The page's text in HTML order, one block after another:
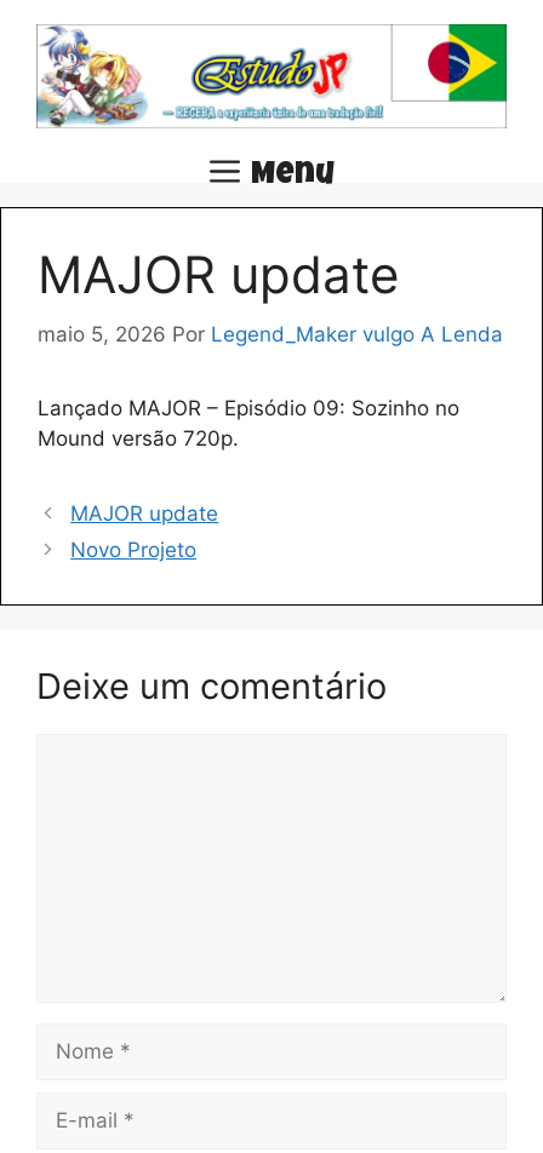
para
conteúdo
Menu
MAJOR update
maio 5, 2026 Por Legend_Maker vulgo A Lenda
Lançado MAJOR – Episódio 09: Sozinho no
Mound versão 720p.
MAJOR update
Novo Projeto
Deixe um comentário
mail